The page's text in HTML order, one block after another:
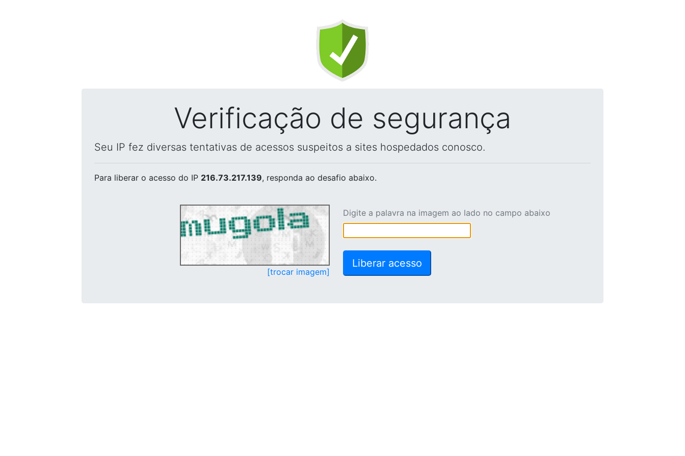
Verificação de segurança
Seu IP fez diversas tentativas de acessos suspeitos a sites hospedados conosco.
Para liberar o acesso do IP 216.73.217.139, responda ao desafio abaixo.
[trocar imagem]
Digite a palavra na imagem ao lado no campo abaixo